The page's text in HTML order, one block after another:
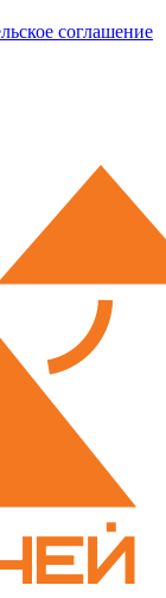
соглашение